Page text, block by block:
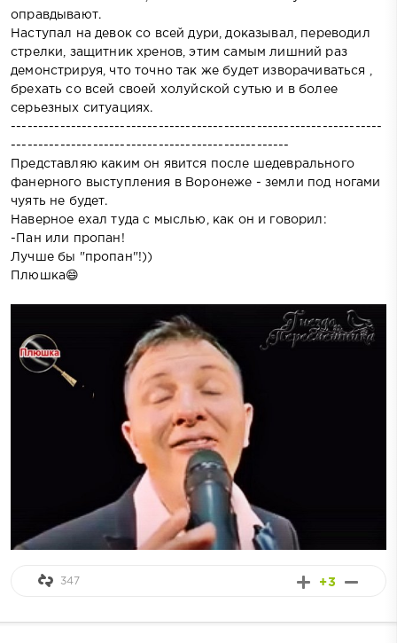
оправдывают.
Наступал на девок со всей дури, доказывал, переводил
стрелки, защитник хренов, этим самым лишний раз
демонстрируя, что точно так же будет изворачиваться ,
брехать со всей своей холуйской сутью и в более
серьезных ситуациях.
--------------------------------------------------------------------
---------------------------------------------------
Представляю каким он явится после шедеврального
фанерного выступления в Воронеже - земли под ногами
чуять не будет.
Наверное ехал туда с мыслью, как он и говорил:
-Пан или пропан!
Лучше бы "пропан"!))
Плюшка😄
+3
347